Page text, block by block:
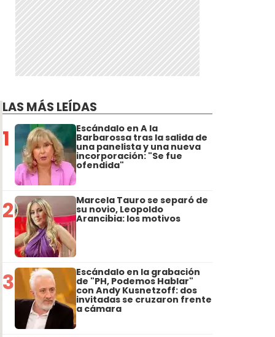
LAS MÁS LEÍDAS
1 Escándalo en A la
Barbarossa tras la salida de
una panelista y una nueva
incorporación: "Se fue
ofendida"
2 Marcela Tauro se separó de
su novio, Leopoldo
Arancibia: los motivos
3 Escándalo en la grabación
de "PH, Podemos Hablar"
con Andy Kusnetzoff: dos
invitadas se cruzaron frente
a cámara